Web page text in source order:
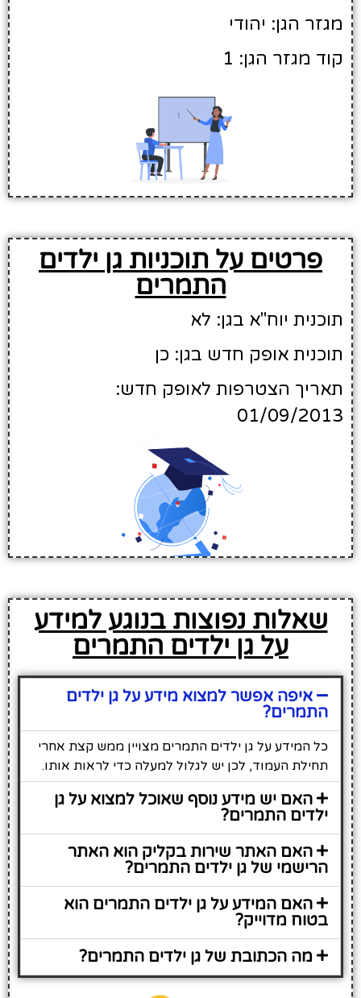
מגזר הגן: יהודי
קוד מגזר הגן: 1
פרטים על תוכניות גן ילדים
התמרים
תוכנית יוח"א בגן: לא
תוכנית אופק חדש בגן: כן
תאריך הצטרפות לאופק חדש:
01/09/2013
שאלות נפוצות בנוגע למידע
על גן ילדים התמרים
איפה אפשר למצוא מידע על גן ילדים
התמרים?
כל המידע על גן ילדים התמרים מצויין ממש קצת אחרי
תחילת העמוד, לכן יש לגלול למעלה כדי לראות אותו.
האם יש מידע נוסף שאוכל למצוא על גן
ילדים התמרים?
האם האתר שירות בקליק הוא האתר
הרישמי של גן ילדים התמרים?
האם המידע על גן ילדים התמרים הוא
בטוח מדוייק?
מה הכתובת של גן ילדים התמרים?